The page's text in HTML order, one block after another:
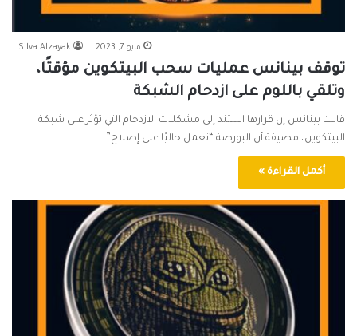
Silva Alzayak مايو 7, 2023
توقف بينانس عمليات سحب البيتكوين مؤقتًا،
وتلقي باللوم على ازدحام الشبكة
قالت بينانس إن قرارها استند إلى مشكلات الازدحام التي تؤثر على شبكة
البيتكوين، مضيفة أن البورصة “تعمل حاليًا على إصلاح”…
أكمل القراءة »